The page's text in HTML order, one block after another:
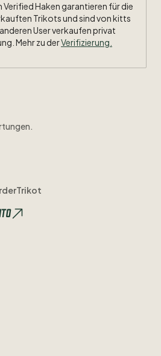
Verified Haken garantieren für die
Trikots und sind von kitts
User verkaufen privat
Mehr zu derVerifizierung.